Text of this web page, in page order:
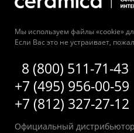
Мы используем файлы «cookie»
Если Вас это не устраивает,
8 (800) 511-71-43
+7 (495) 956-00-59
+7 (812) 327-27-12
Официальный